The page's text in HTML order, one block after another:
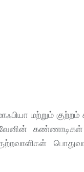
மற்றும்
குற்றவாளிகள்